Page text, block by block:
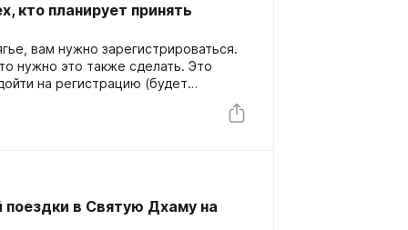
кто планирует принять
вам нужно зарегистрироваться.
нужно это также сделать. Это
на регистрацию (будет
на ягьи), заплатить взнос - 300р.,
точно день и время интересующая
злаков и бобовых. На церемонию
начала в чистой вайшнавской
церемонии в определенный
поездки в Святую Дхаму на